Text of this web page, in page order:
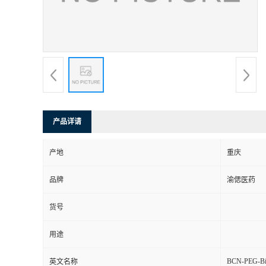
产品详请
产地 重庆
品牌 渝偲医药
货号
用途
英文名称 BCN-PEG-